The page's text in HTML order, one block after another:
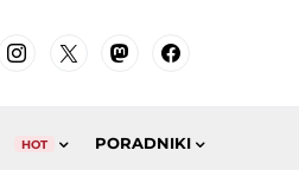
HOT PORADNIKI